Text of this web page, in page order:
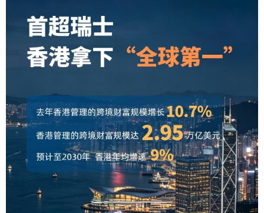
地方频道
北京 天津 河北 山西
浙江 安徽 福建 江西
山东 河南 湖北 湖南
广东 广西 海南 重庆
云南 西藏
甘肃 青海 宁夏